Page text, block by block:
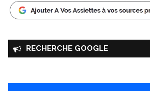
RECHERCHE GOOGLE